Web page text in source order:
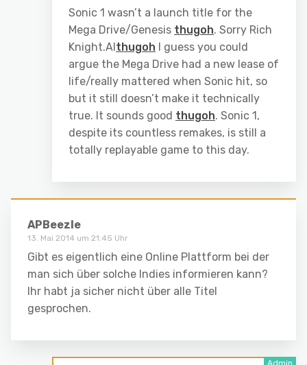
Sonic 1 wasn’t a launch title for the
Mega Drive/Genesis thugoh. Sorry Rich
Knight.Al thugoh I guess you could
argue the Mega Drive had a new lease of
life/really mattered when Sonic hit, so
but it still doesn’t make it technically
true. It sounds good thugoh. Sonic 1,
despite its countless remakes, is still a
totally replayable game to this day.
APBeezle
13. Mai 2014 um 21:45 Uhr
Gibt es eigentlich eine Online Plattform bei der
man sich über solche Indies informieren kann?
Ihr habt ja sicher nicht über alle Titel
gesprochen.